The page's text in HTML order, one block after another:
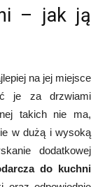
– jak ją
na jej miejsce
je za drzwiami
takich nie ma,
w dużą i wysoką
dodatkowej
do kuchni